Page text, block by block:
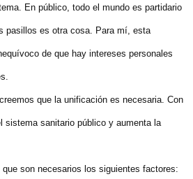
En público, todo el mundo es partidario
pasillos es otra cosa. Para mí, esta
de que hay intereses personales
que la unificación es necesaria. Con
sistema sanitario público y aumenta la
son necesarios los siguientes factores: